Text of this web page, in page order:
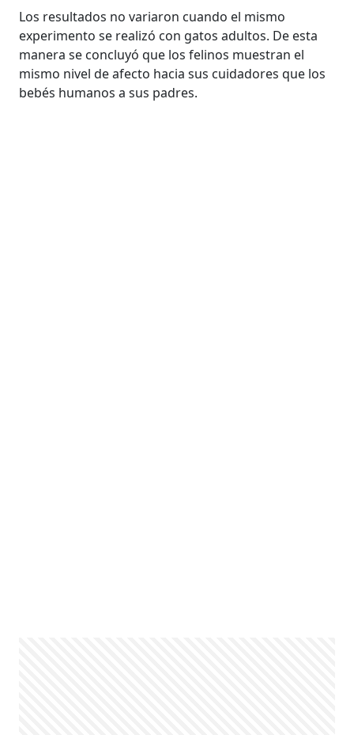
Los resultados no variaron cuando el mismo
experimento se realizó con gatos adultos. De esta
manera se concluyó que los felinos muestran el
mismo nivel de afecto hacia sus cuidadores que los
bebés humanos a sus padres.